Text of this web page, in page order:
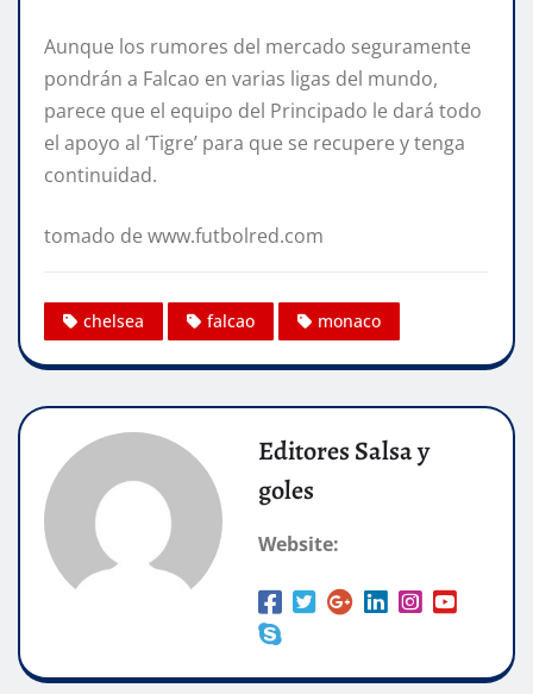
Aunque los rumores del mercado seguramente
pondrán a Falcao en varias ligas del mundo,
parece que el equipo del Principado le dará todo
el apoyo al ‘Tigre’ para que se recupere y tenga
continuidad.
tomado de www.futbolred.com
chelsea falcao monaco
Editores Salsa y
goles
Website: